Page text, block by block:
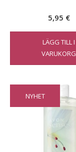
5,95 €
LÄGG TILL I
VARUKORG
NYHET